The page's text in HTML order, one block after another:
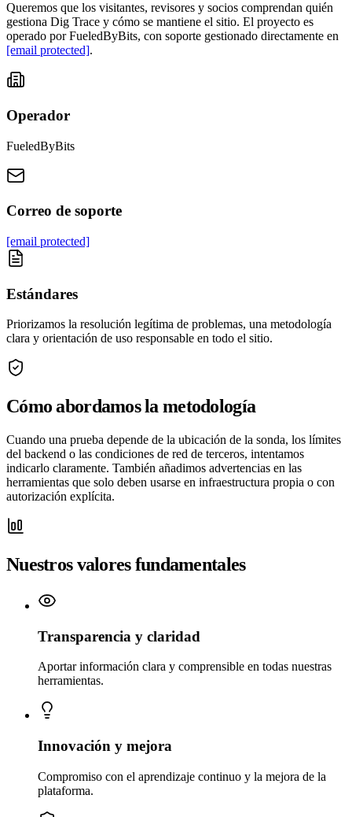
Queremos que los visitantes, revisores y socios comprendan quién
gestiona Dig Trace y cómo se mantiene el sitio. El proyecto es
operado por FueledByBits, con soporte gestionado directamente en
[email protected].
Operador
FueledByBits
Correo de soporte
[email protected]
Estándares
Priorizamos la resolución legítima de problemas, una metodología
clara y orientación de uso responsable en todo el sitio.
Cómo abordamos la metodología
Cuando una prueba depende de la ubicación de la sonda, los límites
del backend o las condiciones de red de terceros, intentamos
indicarlo claramente. También añadimos advertencias en las
herramientas que solo deben usarse en infraestructura propia o con
autorización explícita.
Nuestros valores fundamentales
Transparencia y claridad
Aportar información clara y comprensible en todas nuestras
herramientas.
Innovación y mejora
Compromiso con el aprendizaje continuo y la mejora de la
plataforma.